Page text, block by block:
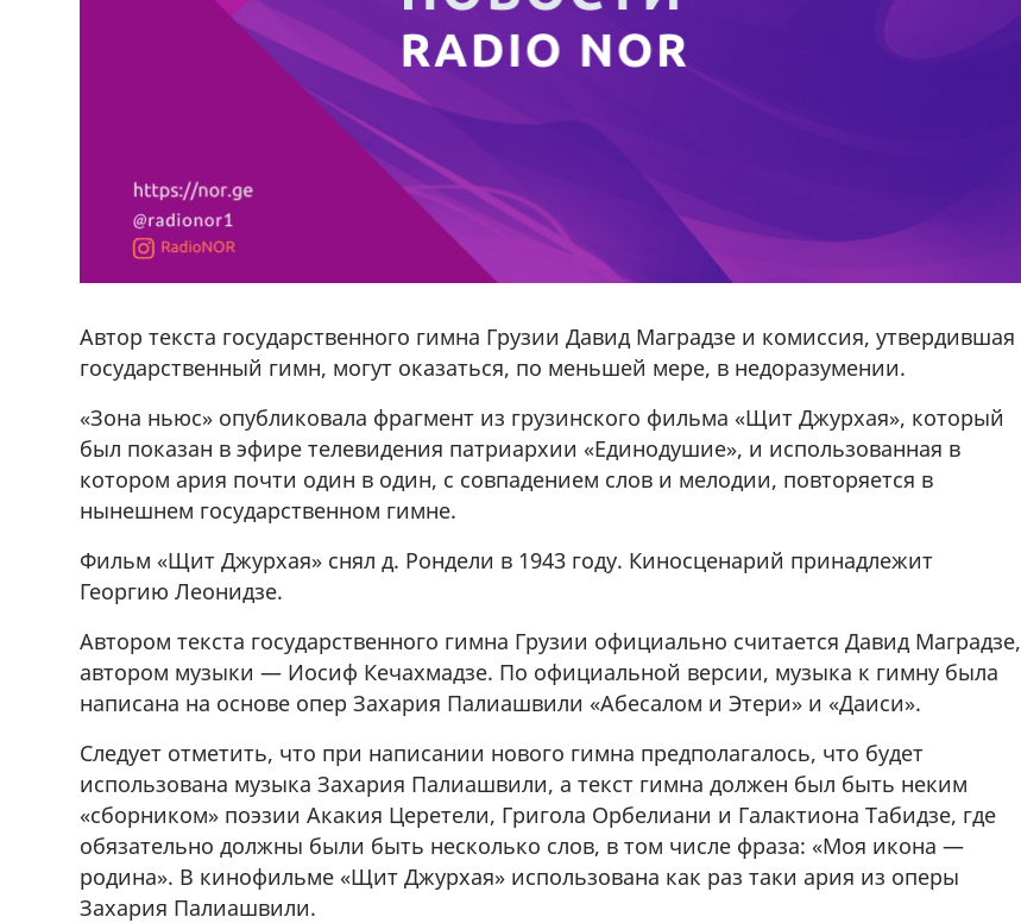
Автор текста государственного гимна Грузии Давид Маградзе и комиссия, утвердившая
государственный гимн, могут оказаться, по меньшей мере, в недоразумении.
«Зона ньюс» опубликовала фрагмент из грузинского фильма «Щит Джурхая», который
был показан в эфире телевидения патриархии «Единодушие», и использованная в
котором ария почти один в один, с совпадением слов и мелодии, повторяется в
нынешнем государственном гимне.
Фильм «Щит Джурхая» снял д. Рондели в 1943 году. Киносценарий принадлежит
Георгию Леонидзе.
Автором текста государственного гимна Грузии официально считается Давид Маградзе,
автором музыки — Иосиф Кечахмадзе. По официальной версии, музыка к гимну была
написана на основе опер Захария Палиашвили «Абесалом и Этери» и «Даиси».
Следует отметить, что при написании нового гимна предполагалось, что будет
использована музыка Захария Палиашвили, а текст гимна должен был быть неким
«сборником» поэзии Акакия Церетели, Григола Орбелиани и Галактиона Табидзе, где
обязательно должны были быть несколько слов, в том числе фраза: «Моя икона —
родина». В кинофильме «Щит Джурхая» использована как раз таки ария из оперы
Захария Палиашвили.